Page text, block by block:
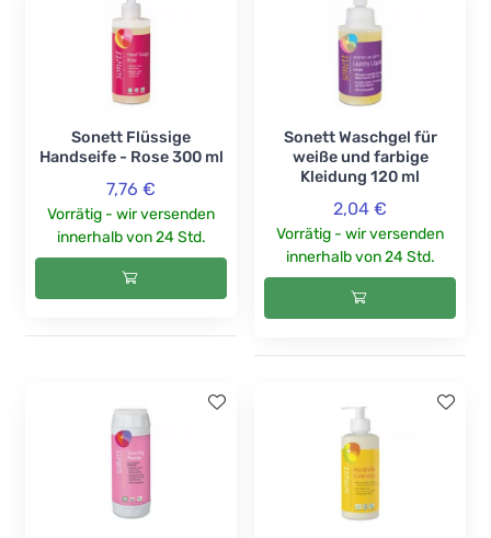
Sonett Flüssige
Handseife - Rose 300 ml
7,76 €
Vorrätig - wir versenden
innerhalb von 24 Std.
Sonett Waschgel für
weiße und farbige
Kleidung 120 ml
2,04 €
Vorrätig - wir versenden
innerhalb von 24 Std.